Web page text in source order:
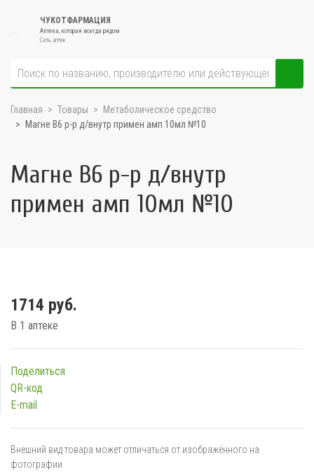
ЧУКОТФАРМАЦИЯ
Аптека, которая всегда рядом
Сеть аптек
Главная Товары
Метаболическое средство
Магне В6 р-р д/внутр примен амп 10мл №10
Магне В6 р-р д/внутр
примен амп 10мл №10
1714 руб.
В 1 аптеке
Поделиться
QR-код
E-mail
Внешний вид товара может отличаться от изображённого на
фотографии